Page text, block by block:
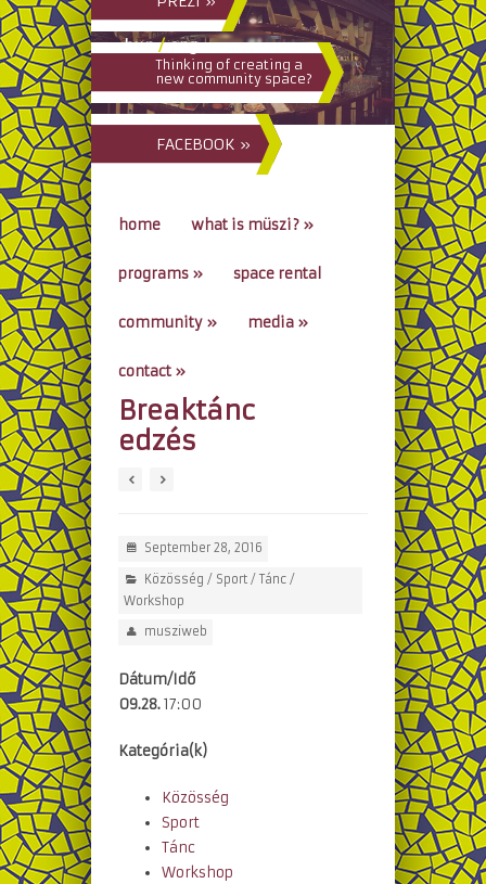
hun/eng
Thinking of creating a
new community space?
FACEBOOK »
home what is müszi? »
programs » space rental
community » media »
contact »
go to...
Breaktánc
edzés
September 28, 2016
Közösség / Sport/ Tánc/
Workshop
musziweb
Dátum/Idő
09.28.17:00
Kategória(k)
Közösség
Sport
Tánc
Workshop